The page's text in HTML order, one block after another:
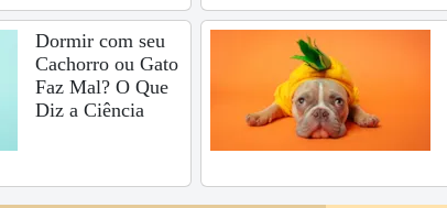
Dormir com seu
Cachorro ou Gato
Faz Mal? O Que
Diz a Ciência